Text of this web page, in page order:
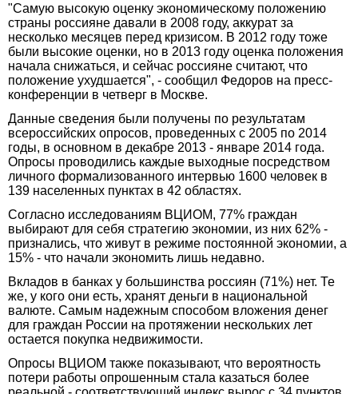
"Самую высокую оценку экономическому положению
страны россияне давали в 2008 году, аккурат за
несколько месяцев перед кризисом. В 2012 году тоже
были высокие оценки, но в 2013 году оценка положения
начала снижаться, и сейчас россияне считают, что
положение ухудшается", - сообщил Федоров на пресс-
конференции в четверг в Москве.
Данные сведения были получены по результатам
всероссийских опросов, проведенных с 2005 по 2014
годы, в основном в декабре 2013 - январе 2014 года.
Опросы проводились каждые выходные посредством
личного формализованного интервью 1600 человек в
139 населенных пунктах в 42 областях.
Согласно исследованиям ВЦИОМ, 77% граждан
выбирают для себя стратегию экономии, из них 62% -
признались, что живут в режиме постоянной экономии, а
15% - что начали экономить лишь недавно.
Вкладов в банках у большинства россиян (71%) нет. Те
же, у кого они есть, хранят деньги в национальной
валюте. Самым надежным способом вложения денег
для граждан России на протяжении нескольких лет
остается покупка недвижимости.
Опросы ВЦИОМ также показывают, что вероятность
потери работы опрошенным стала казаться более